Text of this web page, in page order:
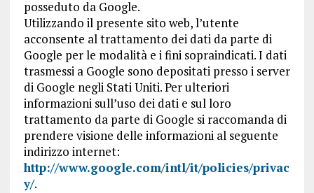
posseduto da Google.
Utilizzando il presente sito web, l’utente
acconsente al trattamento dei dati da parte di
Google per le modalità e i fini sopraindicati. I dati
trasmessi a Google sono depositati presso i server
di Google negli Stati Uniti. Per ulteriori
informazioni sull’uso dei dati e sul loro
trattamento da parte di Google si raccomanda di
prendere visione delle informazioni al seguente
indirizzo internet:
http://www.google.com/intl/it/policies/privac
y/.